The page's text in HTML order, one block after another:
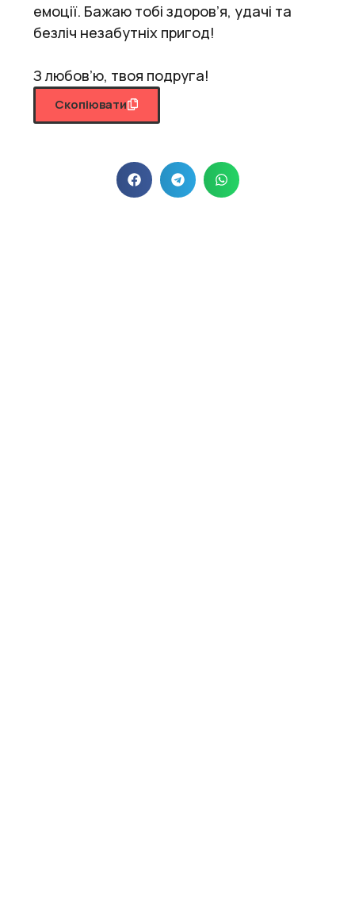
емоції. Бажаю тобі здоров’я, удачі та
безліч незабутніх пригод!
З любов’ю, твоя подруга!
Скопіювати